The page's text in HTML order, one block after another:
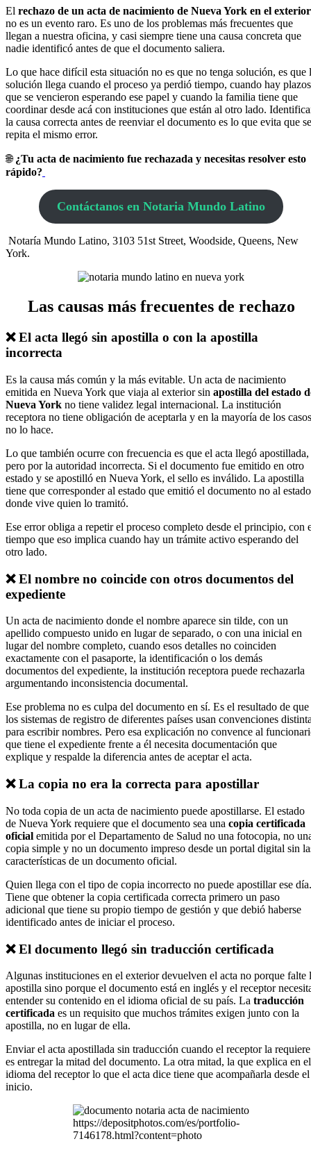
El rechazo de un acta de nacimiento de Nueva York en el exterior
no es un evento raro. Es uno de los problemas más frecuentes que
llegan a nuestra oficina, y casi siempre tiene una causa concreta que
nadie identificó antes de que el documento saliera.
Lo que hace difícil esta situación no es que no tenga solución, es que
solución llega cuando el proceso ya perdió tiempo, cuando hay plazos
que se vencieron esperando ese papel y cuando la familia tiene que
coordinar desde acá con instituciones que están al otro lado.
la causa correcta antes de reenviar el documento es lo que evita que se
repita el mismo error.
🌐¿Tu acta de nacimiento fue rechazada y necesitas resolver esto
rápido?
Contáctanos en Notaria Mundo Latino
Notaría Mundo Latino, 3103 51st Street, Woodside, Queens, New
York.
Las causas más frecuentes de rechazo
❌ El acta llegó sin apostilla o con la apostilla
incorrecta
Es la causa más común y la más evitable. Un acta de nacimiento
emitida en Nueva York que viaja al exterior sin apostilla del estado
Nueva York no tiene validez legal internacional. La institución
receptora no tiene obligación de aceptarla y en la mayoría de los
no lo hace.
Lo que también ocurre con frecuencia es que el acta llegó apostillada,
pero por la autoridad incorrecta. Si el documento fue emitido en otro
estado y se apostilló en Nueva York, el sello es inválido. La apostilla
tiene que corresponder al estado que emitió el documento no al estado
donde vive quien lo tramitó.
Ese error obliga a repetir el proceso completo desde el principio, con
tiempo que eso implica cuando hay un trámite activo esperando del
otro lado.
❌ El nombre no coincide con otros documentos del
expediente
Un acta de nacimiento donde el nombre aparece sin tilde, con un
apellido compuesto unido en lugar de separado, o con una inicial en
lugar del nombre completo, cuando esos detalles no coinciden
exactamente con el pasaporte, la identificación o los demás
documentos del expediente, la institución receptora puede rechazarla
argumentando inconsistencia documental.
Ese problema no es culpa del documento en sí. Es el resultado de que
los sistemas de registro de diferentes países usan convenciones
para escribir nombres. Pero esa explicación no convence al
que tiene el expediente frente a él necesita documentación que
explique y respalde la diferencia antes de aceptar el acta.
❌ La copia no era la correcta para apostillar
No toda copia de un acta de nacimiento puede apostillarse. El estado
de Nueva York requiere que el documento sea una copia certificada
oficial emitida por el Departamento de Salud no una fotocopia, no
copia simple y no un documento impreso desde un portal digital sin
características de un documento oficial.
Quien llega con el tipo de copia incorrecto no puede apostillar ese día.
Tiene que obtener la copia certificada correcta primero un paso
adicional que tiene su propio tiempo de gestión y que debió haberse
identificado antes de iniciar el proceso.
❌ El documento llegó sin traducción certificada
Algunas instituciones en el exterior devuelven el acta no porque falte
apostilla sino porque el documento está en inglés y el receptor
entender su contenido en el idioma oficial de su país. La traducción
certificada es un requisito que muchos trámites exigen junto con la
apostilla, no en lugar de ella.
Enviar el acta apostillada sin traducción cuando el receptor la requiere
es entregar la mitad del documento. La otra mitad, la que explica en el
idioma del receptor lo que el acta dice tiene que acompañarla desde el
inicio.
https://depositphotos.com/es/portfolio-
7146178.html?content=photo